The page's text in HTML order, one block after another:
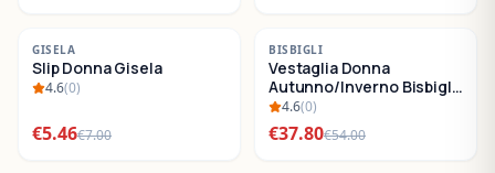
-22 %
SALDI
GISELA
Slip Donna Gisela
4.6(0)
€5.46€7.00
-30 %
SALDI
BISBIGLI
Vestaglia Donna
Autunno/Inverno Bisbigli
BO288632
4.6(0)
€37.80€54.00